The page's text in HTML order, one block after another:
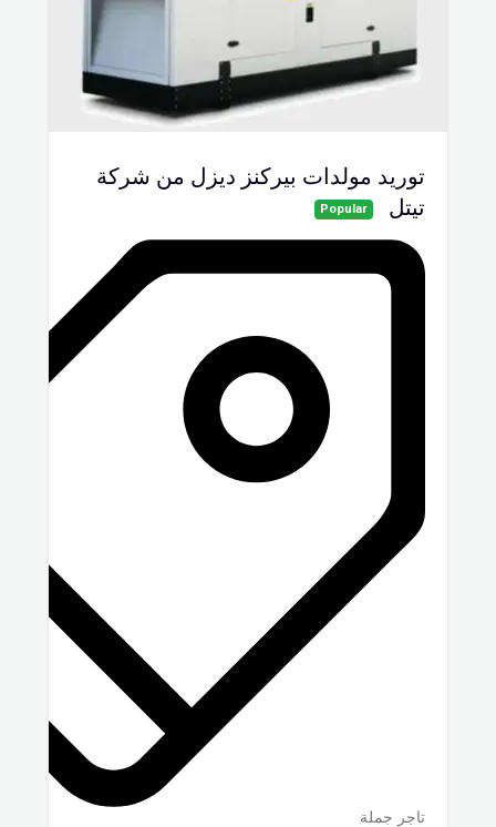
توريد مولدات بيركنز ديزل من شركة
تيتل
Popular
تاجر جملة